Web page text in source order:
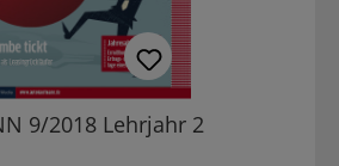
9/2018 Lehrjahr 2